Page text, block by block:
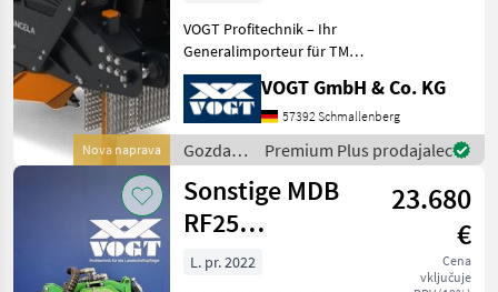
Nova naprava
Rodungsfräse
VOGT Profitechnik – Ihr
Generalimporteur für TMC
CANCELA in Deutschland &
Österreich = Große Auswahl
an TMC Forstmulchern,
Forstfräsen &
Steinbrechern für Schlep
VOGT GmbH & Co. KG
57392 Schmallenberg
Gozdarska
in
lesarska
mehanizacija
/
Sonstige
Premium Plus prodajalec
Sonstige MDB
RF25
Reihenrodungsfräse
23.680
€
Cena
vključuje
L. pr. 2022